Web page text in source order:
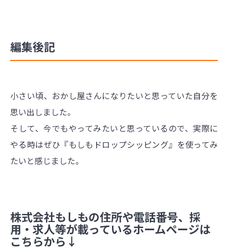
編集後記
小さい頃、おかし屋さんになりたいと思っていた自分を
思い出しました。
そして、今でもやってみたいと思っているので、実際に
やる時はぜひ『もしもドロップシッピング』を使ってみ
たいと感じました。
株式会社もしもの住所や電話番号、採
用・求人等が載っているホームページは
こちらから↓